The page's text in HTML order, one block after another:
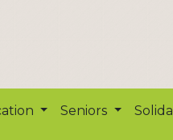
Seniors